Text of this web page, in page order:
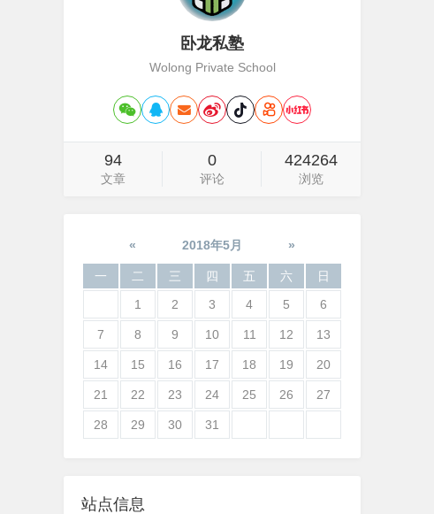
卧龙私塾
Wolong Private School
94
文章
0
评论
424264
浏览
« 2018年5月 »
一 二 三 四 五 六
日
1
2 3 4 5 6
7 8 9 10 11 12 13
14 15 16 17 18 19 20
21 22 23 24 25 26 27
28 29 30 31
站点信息